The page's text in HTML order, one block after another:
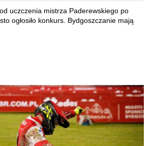
uczczenia mistrza Paderewskiego po
ogłosiło konkurs. Bydgoszczanie mają